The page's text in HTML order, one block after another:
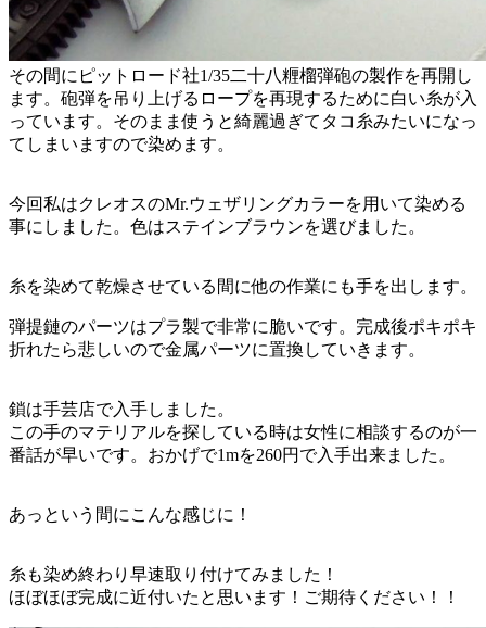
その間にピットロード社1/35二十八糎榴弾砲の製作を再開し
ます。砲弾を吊り上げるロープを再現するために白い糸が入
っています。そのまま使うと綺麗過ぎてタコ糸みたいになっ
てしまいますので染めます。
今回私はクレオスのMr.ウェザリングカラーを用いて染める
事にしました。色はステインブラウンを選びました。
糸を染めて乾燥させている間に他の作業にも手を出します。
弾提鏈のパーツはプラ製で非常に脆いです。完成後ポキポキ
折れたら悲しいので金属パーツに置換していきます。
鎖は手芸店で入手しました。
この手のマテリアルを探している時は女性に相談するのが一
番話が早いです。おかげで1mを260円で入手出来ました。
あっという間にこんな感じに！
糸も染め終わり早速取り付けてみました！
ほぼほぼ完成に近付いたと思います！ご期待ください！！